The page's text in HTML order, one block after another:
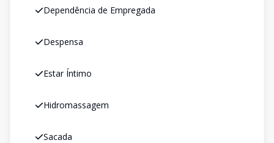
Dependência de Empregada
Despensa
Estar Íntimo
Hidromassagem
Sacada